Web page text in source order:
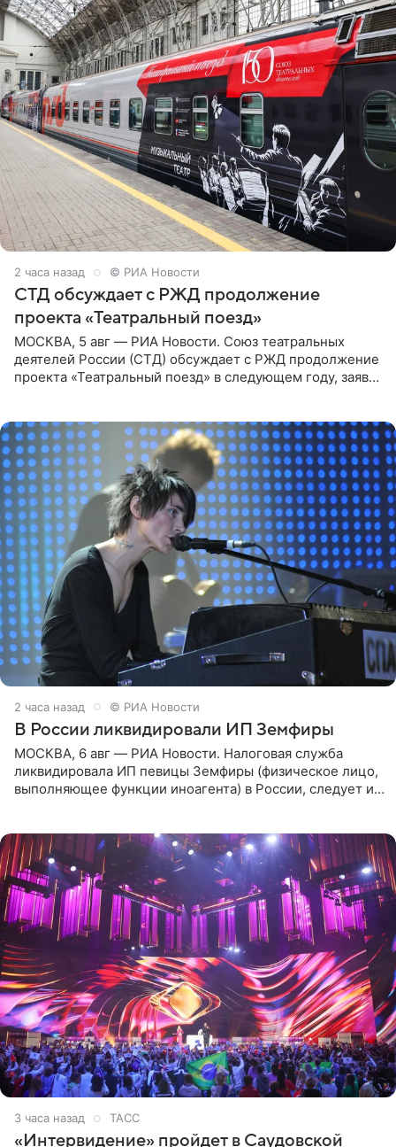
2 часа назад © РИА Новости
СТД обсуждает с РЖД продолжение
проекта «Театральный поезд»
МОСКВА, 5 авг — РИА Новости. Союз театральных
деятелей России (СТД) обсуждает с РЖД продолжение
проекта «Театральный поезд» в следующем году, заявил
2 часа назад © РИА Новости
В России ликвидировали ИП Земфиры
МОСКВА, 6 авг — РИА Новости. Налоговая служба
ликвидировала ИП певицы Земфиры (физическое лицо,
выполняющее функции иноагента) в России, следует из
3 часа назад ТАСС
«Интервидение» пройдет в Саудовской